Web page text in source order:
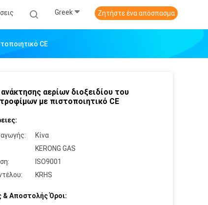
Greek Ζητήστε ένα απόσπασμα
CE
αερίων διοξειδίου του
με πιστοποιητικό CE
Κίνα
KERONG GAS
ISO9001
KRHS
& Αποστολής Όροι: